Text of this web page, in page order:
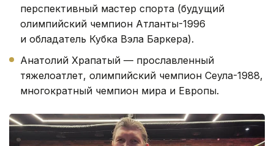
перспективный мастер спорта (будущий
олимпийский чемпион Атланты-1996
и обладатель Кубка Вэла Баркера).
Анатолий Храпатый — прославленный
тяжелоатлет, олимпийский чемпион Сеула-1988,
многократный чемпион мира и Европы.